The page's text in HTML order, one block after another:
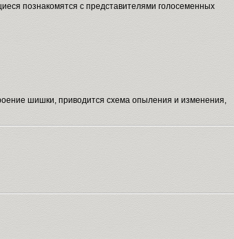
познакомятся с представителями голосеменных
шишки, приводится схема опыления и изменения,